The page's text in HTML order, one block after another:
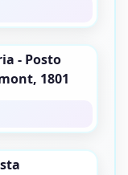
- Posto
1801